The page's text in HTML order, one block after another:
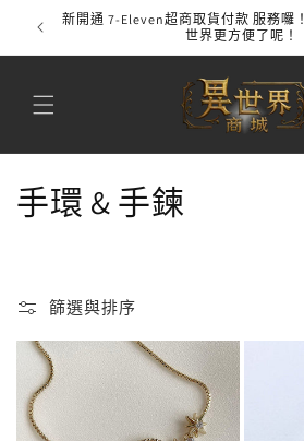
跳至內
容
新開通 7-Eleven超商取貨付款 服務囉
世界更方便了呢！
商
列
手環 & 手鍊
篩選與排序